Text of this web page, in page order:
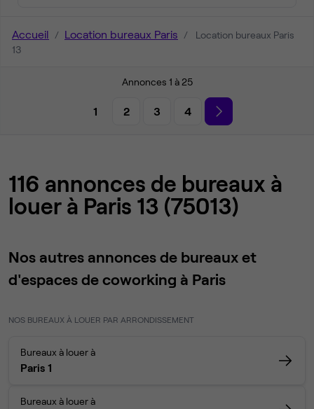
Accueil Location bureaux Paris
Location bureaux Paris
13
Annonces 1 à 25
1 2 3 4
116 annonces de bureaux à
louer à Paris 13 (75013)
Nos autres annonces de bureaux et
d'espaces de coworking à Paris
NOS BUREAUX À LOUER PAR ARRONDISSEMENT
Bureaux à louer à
Paris 1
Bureaux à louer à